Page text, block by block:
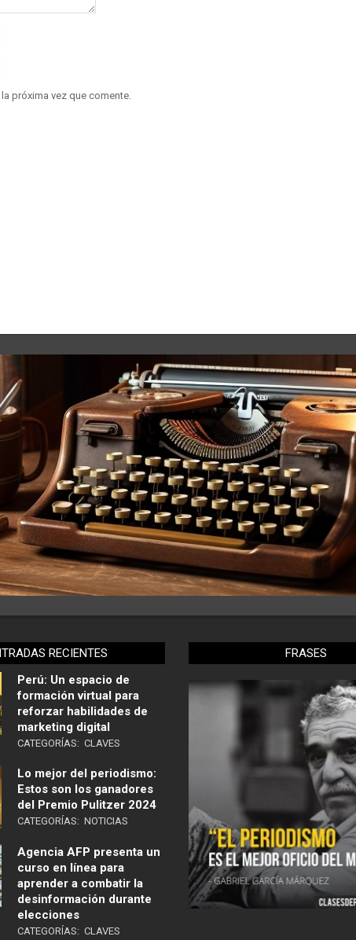
próxima vez que comente.
RECIENTES
Perú: Un espacio de
formación virtual para
reforzar habilidades de
marketing digital
CATEGORÍAS: CLAVES
Lo mejor del periodismo:
Estos son los ganadores
del Premio Pulitzer 2024
CATEGORÍAS: NOTICIAS
Agencia AFP presenta un
curso en línea para
aprender a combatir la
desinformación durante
elecciones
CATEGORÍAS: CLAVES
FRASES